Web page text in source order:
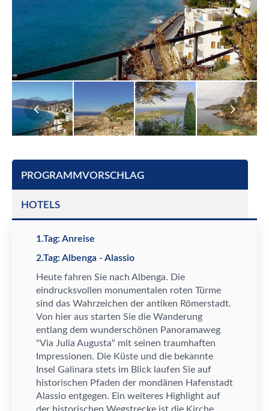
PROGRAMMVORSCHLAG
HOTELS
1.Tag: Anreise
2.Tag: Albenga - Alassio
Heute fahren Sie nach Albenga. Die
eindrucksvollen monumentalen roten Türme
sind das Wahrzeichen der antiken Römerstadt.
Von hier aus starten Sie die Wanderung
entlang dem wunderschönen Panoramaweg
"Via Julia Augusta“ mit seinen traumhaften
Impressionen. Die Küste und die bekannte
Insel Galinara stets im Blick laufen Sie auf
historischen Pfaden der mondänen Hafenstadt
Alassio entgegen. Ein weiteres Highlight auf